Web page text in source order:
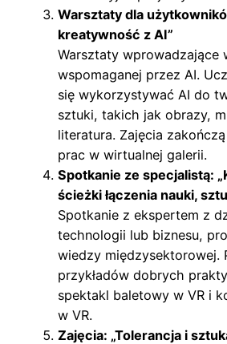
Warsztaty dla
kreatywność z AI”
Warsztaty wprowadzające
wspomaganej przez AI.
się wykorzystywać AI do
sztuki, takich jak obrazy,
literatura. Zajęcia
prac w wirtualnej galerii.
Spotkanie ze specjalistą:
ścieżki łączenia nauki,
Spotkanie z ekspertem z
technologii lub biznesu,
wiedzy międzysektorowej.
przykładów dobrych
spektakl baletowy w VR i
w VR.
Zajęcia: „Tolerancja i